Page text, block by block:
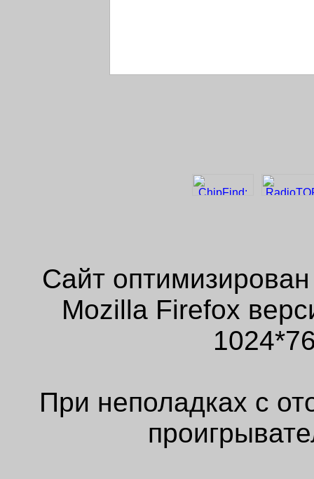
Сайт
Mozilla Firefox
При неполадках с